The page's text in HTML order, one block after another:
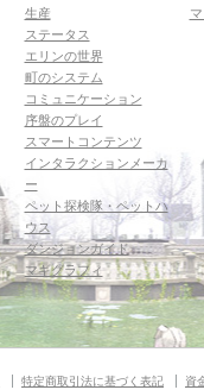
生産
ステータス
エリンの世界
町のシステム
コミュニケーション
序盤のプレイ
スマートコンテンツ
インタラクションメーカ
ー
ペット探検隊・ペットハ
ウス
ダンジョンガイド
マギグラフィ
特定商取引法に基づく表記 資